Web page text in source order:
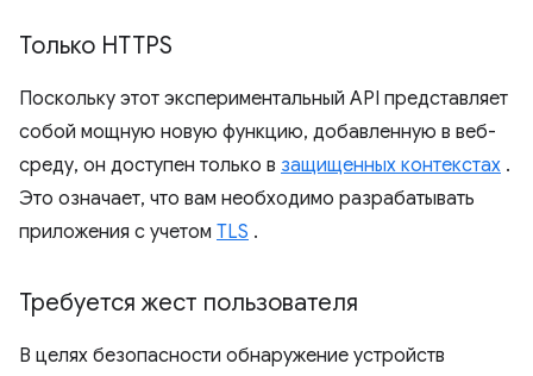
Только HTTPS
Поскольку этот экспериментальный API представляет
собой мощную новую функцию, добавленную в веб-
среду, он доступен только в защищенных контекстах .
Это означает, что вам необходимо разрабатывать
приложения с учетом TLS .
Требуется жест пользователя
В целях безопасности обнаружение устройств